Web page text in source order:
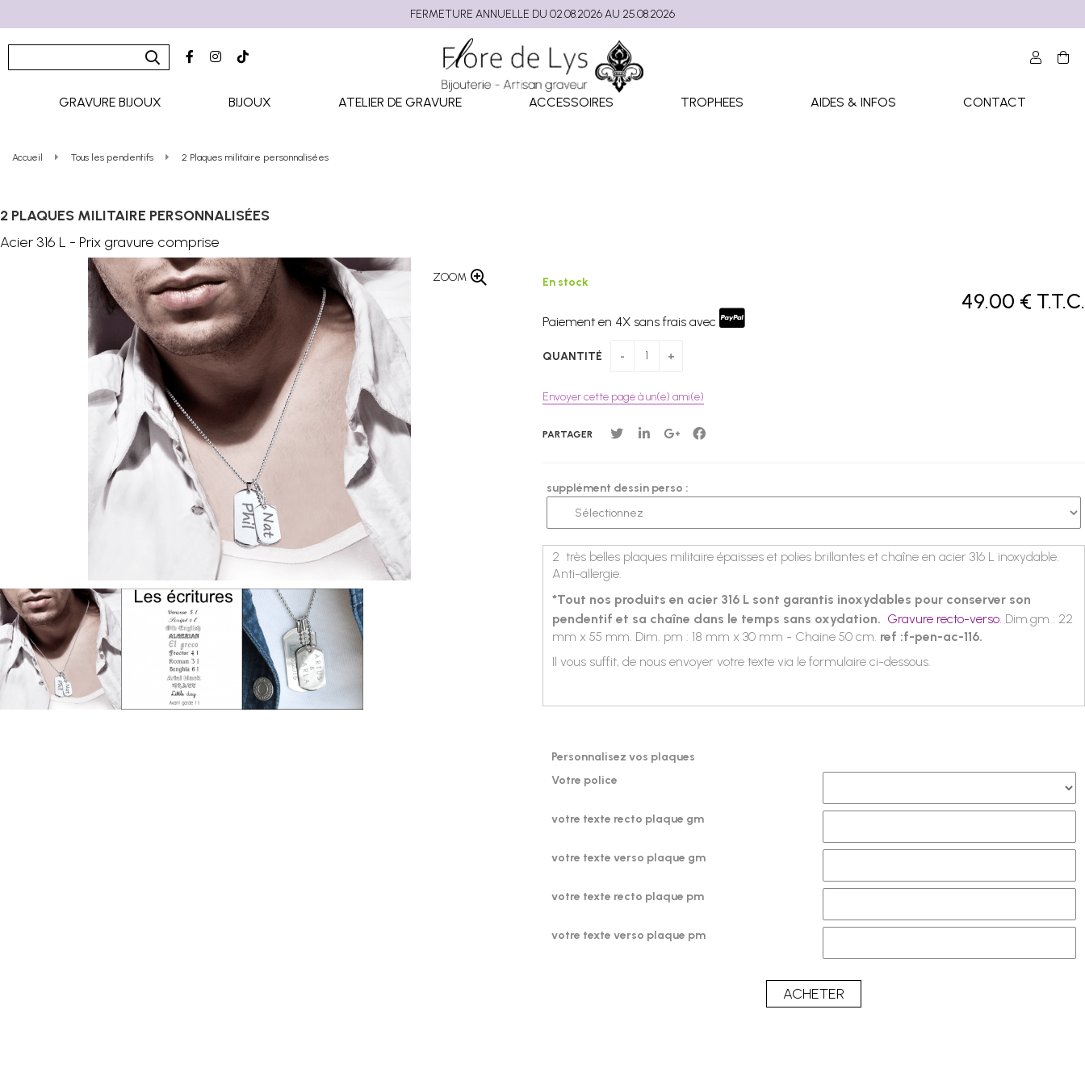
GRAVURE BIJOUX BIJOUX ATELIER DE GRAVURE ACCESSOIRES TROPHEES AIDES & INFOS CONTACT
Accueil Tous les pendentifs 2 Plaques militaire personnalisées
2 PLAQUES MILITAIRE PERSONNALISÉES
Acier 316 L - Prix gravure comprise
ZOOM
49.00 € T.T.C.
En stock
Paiement en 4X sans frais avec
QUANTITÉ
Envoyer cette page à un(e) ami(e)
PARTAGER
supplément dessin perso :
2 très belles plaques militaire épaisses et polies brillantes et chaîne en acier 316 L inoxydable.
Anti-allergie.
*Tout nos produits en acier 316 L sont garantis inoxydables pour conserver son
pendentif et sa chaîne dans le temps sans oxydation. Gravure recto-verso. Dim.gm : 22
mm x 55 mm. Dim. pm : 18 mm x 30 mm - Chaine 50 cm. ref :f-pen-ac-116.
Il vous suffit, de nous envoyer votre texte via le formulaire ci-dessous.
Personnalisez vos plaques
Votre police
votre texte recto plaque gm
votre texte verso plaque gm
votre texte recto plaque pm
votre texte verso plaque pm
FERMETURE ANNUELLE DU 02.08.2026 AU 25.08.2026